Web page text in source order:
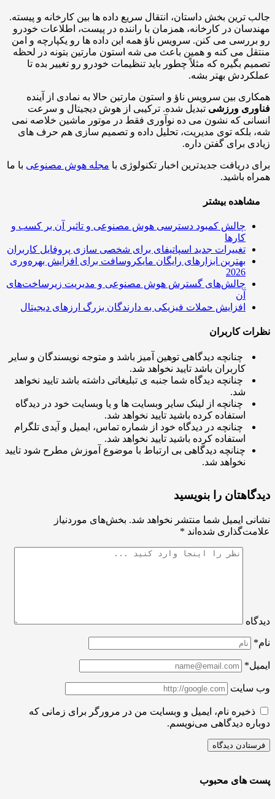
ترین بخش داستان، انتقال سریع داده ها بین کارخانه و پیسته.
در کارخانه، همزمان با راننده در پیست، اطلاعات خودرو
می کنن. سرویس ناؤ همه این داده ها رو یکپارچه و امن
می کنه و همین باعث می شه استون مارتین بتونه در لحظه
بگیره که مثلاً چطور باید تنظیمات خودرو رو تغییر بده تا
بهتر بشه.
بین سرویس ناؤ و استون مارتین حالا به نمادی از آینده
ورزشیتبدیل شده. ترکیبی از هوش دیجیتال و سرعت
که نشون می ده نوآوری فقط در موتور ماشین خلاصه نمی
بلکه توی مدیریت، تحلیل داده و تصمیم سازی هم حرف های
برای گفتن داره.
دریافت جدیدترین اخبار تکنولوژی با مجله هوش مصنوعیبا ما
باشید.
بیشتر
چالش کمبود دسترسی هوش مصنوعی و تاثیر آن بر کسب و
کارها
تغییرات جدید اسپاتیفای برای شخصی سازی پروفایل کاربران
بهترین ابزارهای رایگان مایکروسافت برای افزایش بهره‌وری
چالش‌های گسترش هوش مصنوعی و مدیریت زیرساخت‌های
افزایش حملات فیزیکی به دارندگان بزرگ ارزهای دیجیتال
کاربران
چنانچه دیدگاهی توهین آمیز باشد و متوجه نویسندگان و سایر
کاربران باشد تایید نخواهد شد.
چنانچه دیدگاه شما جنبه ی تبلیغاتی داشته باشد تایید نخواهد
چنانچه از لینک سایر وبسایت ها و یا وبسایت خود در دیدگاه
استفاده کرده باشید تایید نخواهد شد.
چنانچه در دیدگاه خود از شماره تماس، ایمیل و آیدی تلگرام
استفاده کرده باشید تایید نخواهد شد.
چنانچه دیدگاهی بی ارتباط با موضوع آموزش مطرح شود تایید
نخواهد شد.
را بنویسید
ایمیل شما منتشر نخواهد شد. بخش‌های موردنیاز
شده‌اند*
ذخیره نام، ایمیل و وبسایت من در مرورگر برای زمانی که
دیدگاهی می‌نویسم.
های محبوب